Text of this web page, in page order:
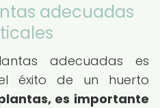
adecuadas
adecuadas es
éxito de un huerto
es importante